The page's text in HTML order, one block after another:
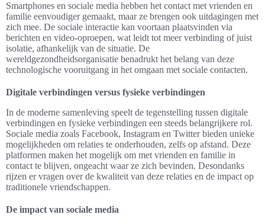
Smartphones en sociale media hebben het contact met vrienden en
familie eenvoudiger gemaakt, maar ze brengen ook uitdagingen met
zich mee. De sociale interactie kan voortaan plaatsvinden via
berichten en video-oproepen, wat leidt tot meer verbinding of juist
isolatie, afhankelijk van de situatie. De
wereldgezondheidsorganisatie benadrukt het belang van deze
technologische vooruitgang in het omgaan met sociale contacten.
Digitale verbindingen versus fysieke verbindingen
In de moderne samenleving speelt de tegenstelling tussen digitale
verbindingen en fysieke verbindingen een steeds belangrijkere rol.
Sociale media zoals Facebook, Instagram en Twitter bieden unieke
mogelijkheden om relaties te onderhouden, zelfs op afstand. Deze
platformen maken het mogelijk om met vrienden en familie in
contact te blijven, ongeacht waar ze zich bevinden. Desondanks
rijzen er vragen over de kwaliteit van deze relaties en de impact op
traditionele vriendschappen.
De impact van sociale media